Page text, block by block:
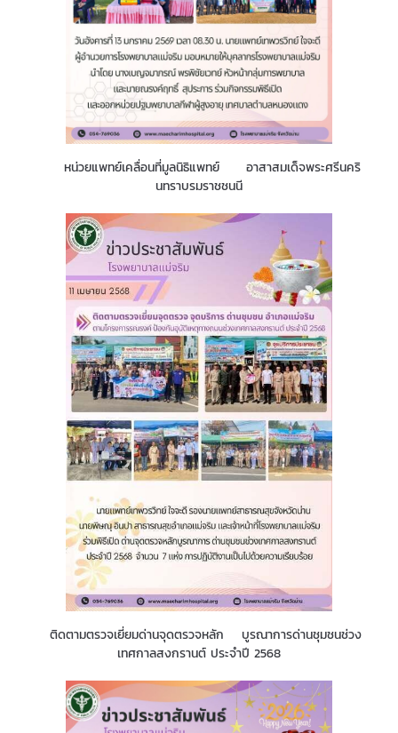
หน่วยแพทย์เคลื่อนที่มูลนิธิแพทย์ อาสาสมเด็จพระศรีนคริ
นทราบรมราชชนนี
ติดตามตรวจเยี่ยมด่านจุดตรวจหลัก บูรณาการด่านชุมชนช่วง
เทศกาลสงกรานต์ ประจำปี 2568